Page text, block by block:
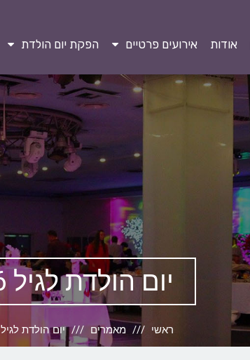
אודות אירועים פרטיים הפקת יום הולדת
יום הולדת לגיל 6
ראשי מאמרים יום הולדת לגיל 6